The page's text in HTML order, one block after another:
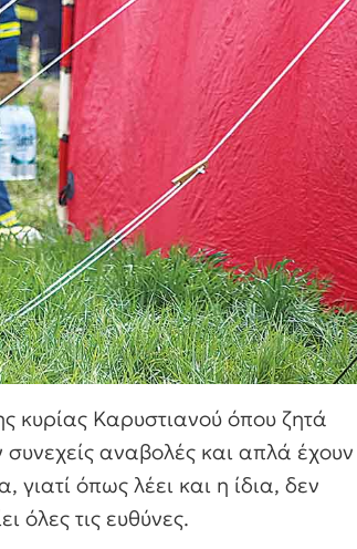
κυρίας Καρυστιανού όπου ζητά
αναβολές και απλά έχουν
όπως λέει και η ίδια, δεν
όλες τις ευθύνες.